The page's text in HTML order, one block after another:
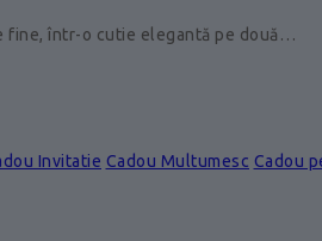
fine, într-o cutie elegantă pe două…
Invitatie Cadou Multumesc Cadou